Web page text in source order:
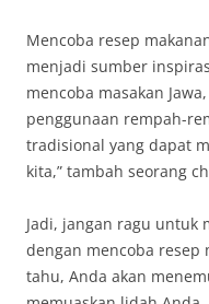
Mencoba resep
menjadi sumber
mencoba masakan
penggunaan rempah-
tradisional yang dapat
kita,” tambah seorang
Jadi, jangan ragu untuk
dengan mencoba resep
tahu, Anda akan